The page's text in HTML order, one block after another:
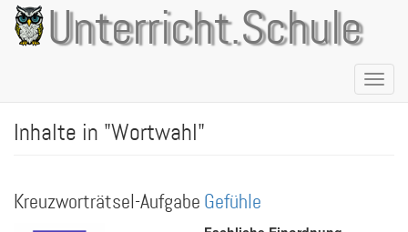
Direkt
zum
Inhalt
Unterricht.Schule
Inhalte in "Wortwahl"
Kreuzworträtsel-Aufgabe Gefühle